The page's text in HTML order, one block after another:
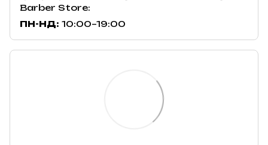
Barber Store:
ПН-НД: 10:00–19:00